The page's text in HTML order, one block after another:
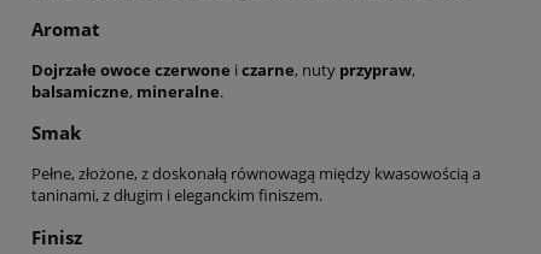
Aromat
Dojrzałe owoce czerwone i czarne, nuty przypraw,
balsamiczne, mineralne.
Smak
Pełne, złożone, z doskonałą równowagą między kwasowością a
taninami, z długim i eleganckim finiszem.
Finisz